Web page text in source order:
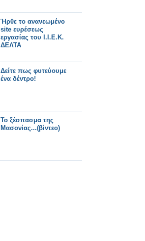
Ήρθε το ανανεωμένο
site ευρέσεως
εργασίας του Ι.Ι.Ε.Κ.
ΔΕΛΤΑ
Δείτε πως φυτεύουμε
ένα δέντρο!
Το ξέσπασμα της
Μασονίας...(βίντεο)